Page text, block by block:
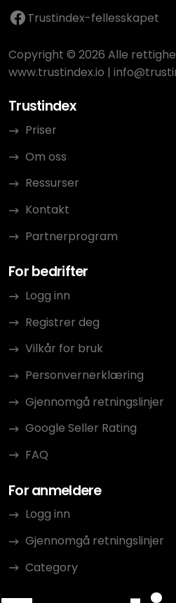
Trustindex-fellesskapet
Copyright © 2026 Alle
www.trustindex.io |
Trustindex
Priser
Om oss
Ressurser
Kontakt
Partnerprogram
For bedrifter
Logg inn
Registrer deg
Vilkår for bruk
Personvernerklæring
Gjennomgå retningslinjer
Google Seller Rating
FAQ
For anmeldere
Logg inn
Gjennomgå retningslinjer
Category